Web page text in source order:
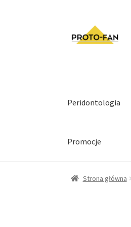
Peridontologia
Promocje
Strona główna